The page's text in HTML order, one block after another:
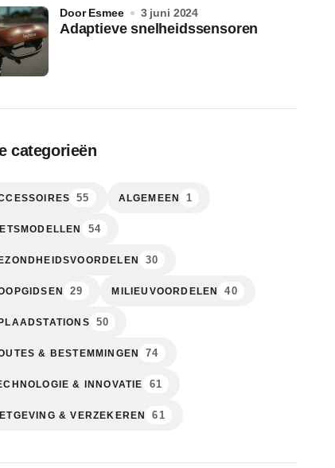
Adaptieve snelheidssensoren
door Esmee 3 juni 2024
categorieën
55 ALGEMEEN 1
54
30
29 MILIEUVOORDELEN 40
50
& BESTEMMINGEN 74
& INNOVATIE 61
& VERZEKEREN 61